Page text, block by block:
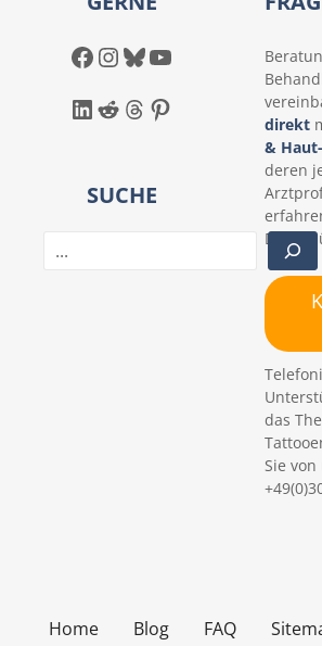
Facebook InstagramBluesky YouTube
LinkedIn Reddit Threads Pinterest
SUCHE
direkt
&
deren
Details
das
Sie
Home Blog FAQ